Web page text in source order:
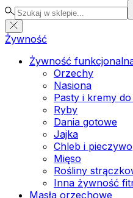
Żywność
Żywność
Orzechy
Nasiona
Pasty i kremy
Ryby
Dania gotowe
Jajka
Chleb i pieczywo
Mięso
Rośliny
Inna żywność
Masła orzechowe